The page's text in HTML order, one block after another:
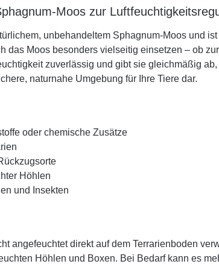
Moos zur
unbehandeltem Sphagnum-Moos und
das Moos besonders vielseitig einsetzen – ob
zuverlässig und gibt sie gleichmäßig
naturnahe Umgebung für Ihre Tiere dar.
oder chemische Zusätze
Höhlen
und Insekten
angefeuchtet direkt auf dem Terrarienboden
Höhlen und Boxen. Bei Bedarf kann es